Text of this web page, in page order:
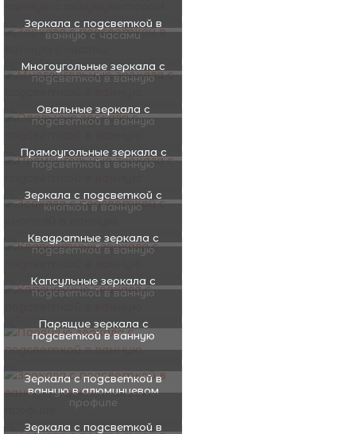
Зеркала с подсветкой в
ванную с часами
Многоугольные зеркала с
подсветкой в ванную
Овальные зеркала с
подсветкой в ванную
Прямоугольные зеркала с
подсветкой в ванную
Зеркала с подсветкой с
кнопкой в ванную
Квадратные зеркала с
подсветкой в ванную
Капсульные зеркала с
подсветкой в ванную
Парящие зеркала с
подсветкой в ванную
Зеркала с подсветкой в
ванную в алюминиевом
профиле
Зеркала с подсветкой в